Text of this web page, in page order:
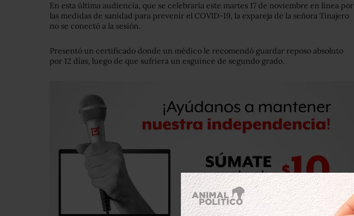
En esta última audiencia, que se celebraría este martes 17 de noviembre en línea por
las medidas de sanidad para prevenir el COVID-19, la expareja de la señora Tinajero
no se conectó a la sesión.
Presentó un certificado donde un médico le recomendó guardar reposo absoluto
por 12 días, luego de que sufriera un esguince de segundo grado.